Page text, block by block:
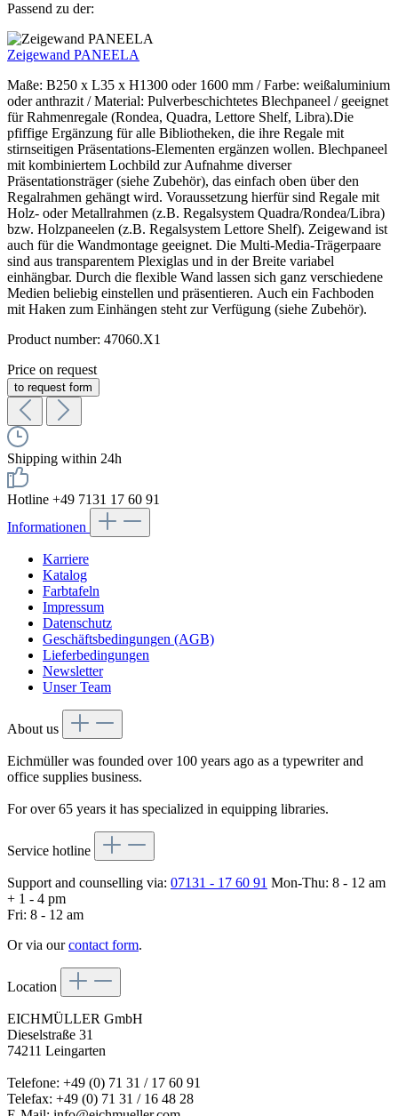
Passend zu der:
Zeigewand PANEELA
Maße: B250 x L35 x H1300 oder 1600 mm / Farbe: weißaluminium
oder anthrazit / Material: Pulverbeschichtetes Blechpaneel / geeignet
für Rahmenregale (Rondea, Quadra, Lettore Shelf, Libra).Die
pfiffige Ergänzung für alle Bibliotheken, die ihre Regale mit
stirnseitigen Präsentations-Elementen ergänzen wollen. Blechpaneel
mit kombiniertem Lochbild zur Aufnahme diverser
Präsentationsträger (siehe Zubehör), das einfach oben über den
Regalrahmen gehängt wird. Voraussetzung hierfür sind Regale mit
Holz- oder Metallrahmen (z.B. Regalsystem Quadra/Rondea/Libra)
bzw. Holzpaneelen (z.B. Regalsystem Lettore Shelf). Zeigewand ist
auch für die Wandmontage geeignet. Die Multi-Media-Trägerpaare
sind aus transparentem Plexiglas und in der Breite variabel
einhängbar. Durch die flexible Wand lassen sich ganz verschiedene
Medien beliebig einstellen und präsentieren. Auch ein Fachboden
mit Haken zum Einhängen steht zur Verfügung (siehe Zubehör).
Product number: 47060.X1
Price on request
to request form
Shipping within 24h
Hotline +49 7131 17 60 91
Informationen
Karriere
Katalog
Farbtafeln
Impressum
Datenschutz
Geschäftsbedingungen (AGB)
Lieferbedingungen
Newsletter
Unser Team
About us
Eichmüller was founded over 100 years ago as a typewriter and
office supplies business.
For over 65 years it has specialized in equipping libraries.
Service hotline
Support and counselling via: 07131 - 17 60 91 Mon-Thu: 8 - 12 am
+ 1 - 4 pm
Fri: 8 - 12 am
Or via ourcontact form.
Location
EICHMÜLLER GmbH
Dieselstraße 31
74211 Leingarten
Telefone: +49 (0) 71 31 / 17 60 91
Telefax: +49 (0) 71 31 / 16 48 28